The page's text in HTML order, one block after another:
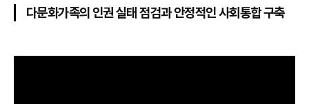
기
다문화가족의 인권 실태 점검과 안정적인 사회통합 구축